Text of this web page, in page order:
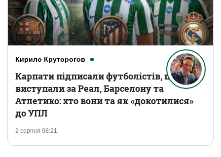
Кирило Круторогов
2 серпня 08:21
Карпати підписали футболістів, що
виступали за Реал, Барселону та
Атлетико: хто вони та як «докотилися»
до УПЛ